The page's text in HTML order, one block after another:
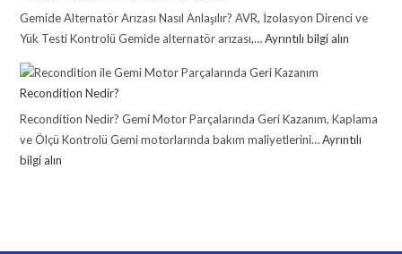
Gemide Alternatör Arızası Nasıl Anlaşılır? AVR, İzolasyon Direnci ve
Yük Testi Kontrolü Gemide alternatör arızası,…Ayrıntılı bilgi alın
Recondition Nedir?
Recondition Nedir? Gemi Motor Parçalarında Geri Kazanım, Kaplama
ve Ölçü Kontrolü Gemi motorlarında bakım maliyetlerini…Ayrıntılı
bilgi alın